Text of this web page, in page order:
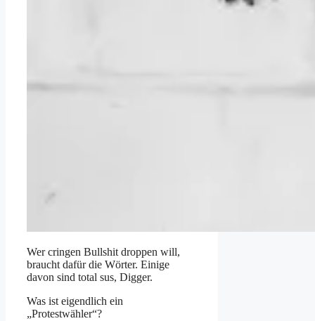
Wer cringen Bullshit droppen will,
braucht dafür die Wörter. Einige
davon sind total sus, Digger.
Was ist eigendlich ein
„Protestwähler“?